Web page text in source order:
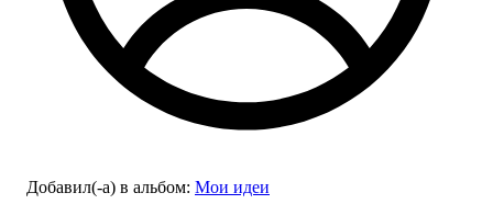
Добавил(-а) в альбом: Мои идеи